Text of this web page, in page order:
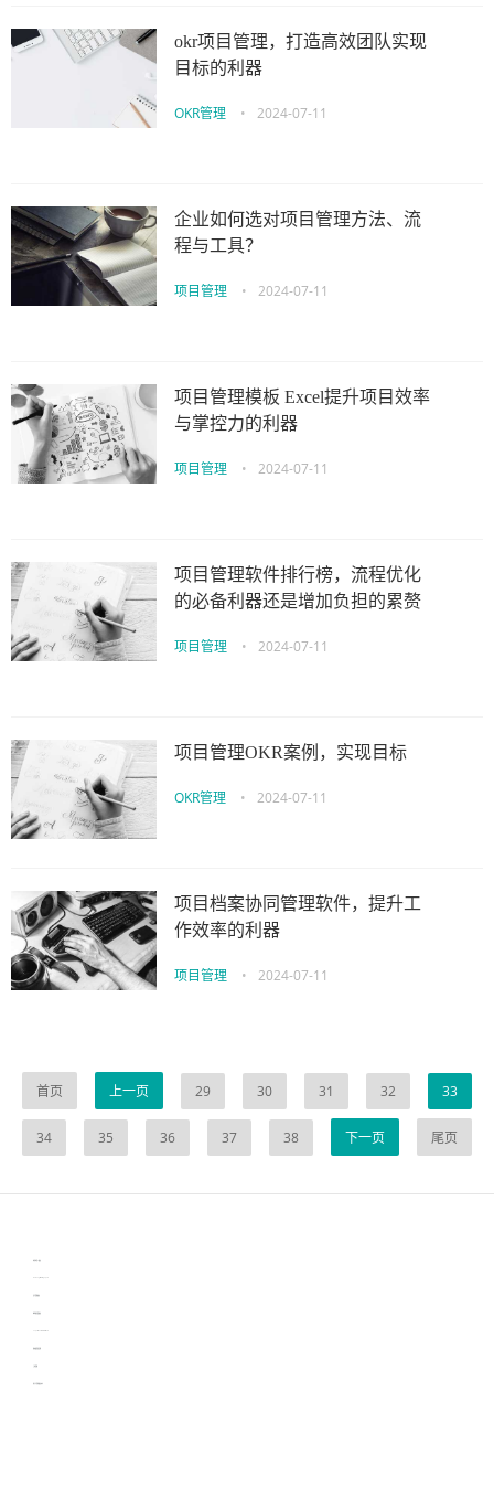
okr项目管理，打造高效团队实现
目标的利器
OKR管理 • 2024-07-11
企业如何选对项目管理方法、流
程与工具？
项目管理 • 2024-07-11
项目管理模板 Excel提升项目效率
与掌控力的利器
项目管理 • 2024-07-11
项目管理软件排行榜，流程优化
的必备利器还是增加负担的累赘
项目管理 • 2024-07-11
项目管理OKR案例，实现目标
OKR管理 • 2024-07-11
项目档案协同管理软件，提升工
作效率的利器
项目管理 • 2024-07-11
首页 上一页 29 30 31 32 33
34 35 36 37 38 下一页 尾页